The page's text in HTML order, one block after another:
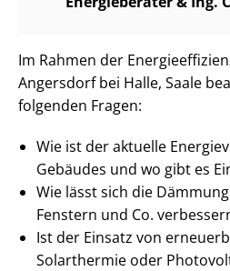
Im Rahmen der
Angersdorf bei Halle, Saale
folgenden Fragen:
Wie ist der aktuelle
Gebäudes und wo gibt es
Wie lässt sich die
Fenstern und Co.
Ist der Einsatz von
Solarthermie oder